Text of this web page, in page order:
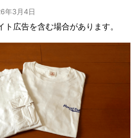
年3月4日
広告を含む場合があります。